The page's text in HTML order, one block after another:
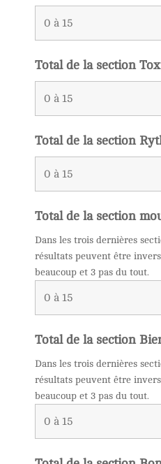
Total de la section
Total de la section
Total de la section
Dans les trois dernières
résultats peuvent être
beaucoup et 3 pas du tout.
Total de la section
Dans les trois dernières
résultats peuvent être
beaucoup et 3 pas du tout.